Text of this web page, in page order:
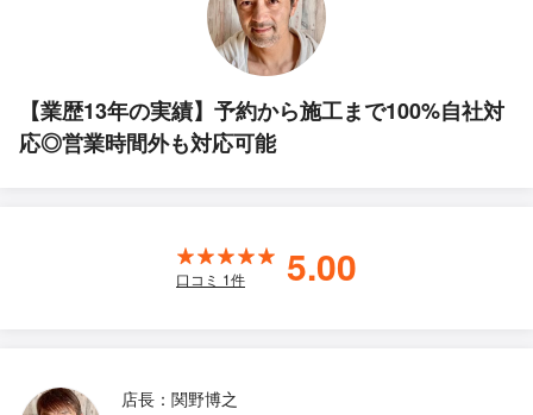
【業歴13年の実績】予約から施工まで100%自社対
応◎営業時間外も対応可能
口コミ 1件 5.00
店長：関野博之